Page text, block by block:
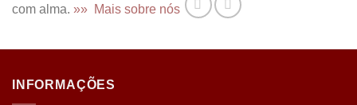
com alma. »» Mais sobre nós
INFORMAÇÕES